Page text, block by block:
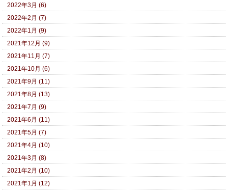
2022年3月 (6)
2022年2月 (7)
2022年1月 (9)
2021年12月 (9)
2021年11月 (7)
2021年10月 (6)
2021年9月 (11)
2021年8月 (13)
2021年7月 (9)
2021年6月 (11)
2021年5月 (7)
2021年4月 (10)
2021年3月 (8)
2021年2月 (10)
2021年1月 (12)